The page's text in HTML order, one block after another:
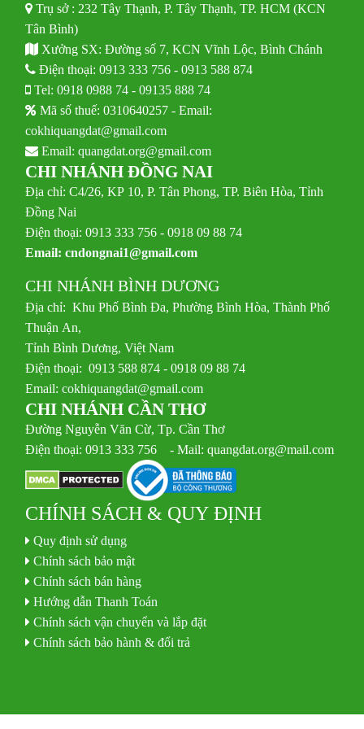
Trụ sở : 232 Tây Thạnh, P. Tây Thạnh, TP. HCM (KCN
Tân Bình)
Xưởng SX: Đường số 7, KCN Vĩnh Lộc, Bình Chánh
Điện thoại:0913 333 756 -0913 588 874
Tel:0918 0988 74 -09135 888 74
Mã số thuế: 0310640257 - Email:
cokhiquangdat@gmail.com
Email:quangdat.org@gmail.com
CHI NHÁNH ĐỒNG NAI
Địa chỉ: C4/26, KP 10, P. Tân Phong, TP. Biên Hòa, Tỉnh
Đồng Nai
Điện thoại: 0913 333 756 - 0918 09 88 74
Email:cndongnai1@gmail.com
CHI NHÁNH BÌNH DƯƠNG
Địa chỉ: Khu Phố Bình Đa, Phường Bình Hòa, Thành Phố
Thuận An,
Tỉnh Bình Dương, Việt Nam
Điện thoại: 0913 588 874 - 0918 09 88 74
Email:cokhiquangdat@gmail.com
CHI NHÁNH CẦN THƠ
Đường Nguyễn Văn Cừ, Tp. Cần Thơ
Điện thoại: 0913 333 756 - Mail: quangdat.org@mail.com
CHÍNH SÁCH & QUY ĐỊNH
Quy định sử dụng
Chính sách bảo mật
Chính sách bán hàng
Hướng dẫn Thanh Toán
Chính sách vận chuyển và lắp đặt
Chính sách bảo hành & đổi trả